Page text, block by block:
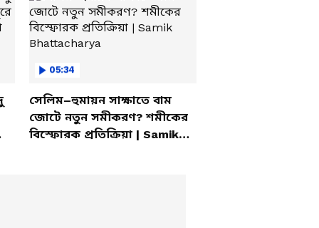
05:34
সেলিম–হুমায়ন সাক্ষাতে বাম
জোটে নতুন সমীকরণ? শমীকের
বিস্ফোরক প্রতিক্রিয়া | Samik